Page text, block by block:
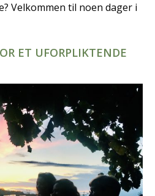
Velkommen til noen dager i
ET UFORPLIKTENDE